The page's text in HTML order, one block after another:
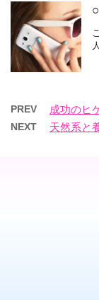
PREV 成功のヒ
NEXT 天然系と